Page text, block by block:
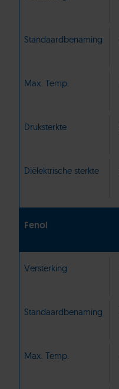
Standaardbenaming
Max. Temp.
Druksterkte
Diëlektrische sterkte
Fenol
Versterking
Standaardbenaming
Max. Temp.